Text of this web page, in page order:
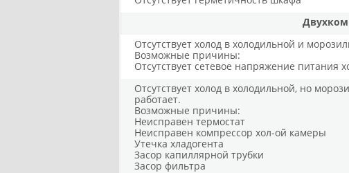
Отсутствует холод в холодильной и
Возможные причины:
Отсутствует сетевое напряжение питания
Отсутствует холод в холодильной, но
работает.
Возможные причины:
Неисправен термостат
Неисправен компрессор хол-ой камеры
Утечка хладогента
Засор капиллярной трубки
Засор фильтра